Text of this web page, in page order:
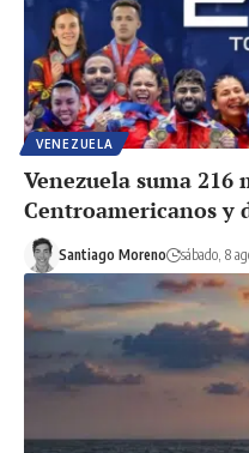
VENEZUELA
Venezuela suma 216
Centroamericanos y
Santiago Moreno sábado, 8